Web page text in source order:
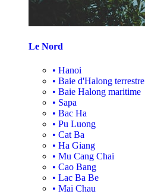
Le Nord
• Hanoi
• Baie d'Halong terrestre
• Baie Halong maritime
• Sapa
• Bac Ha
• Pu Luong
• Cat Ba
• Ha Giang
• Mu Cang Chai
• Cao Bang
• Lac Ba Be
• Mai Chau